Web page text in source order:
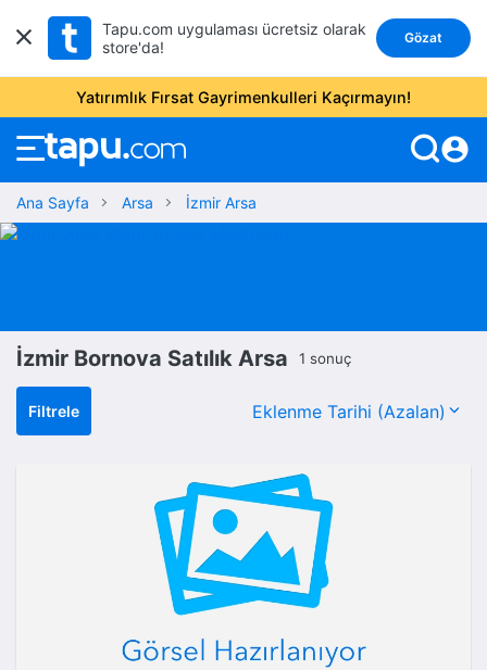
Tapu.com uygulaması ücretsiz olarak
store'da!
Gözat
Yatırımlık Fırsat Gayrimenkulleri Kaçırmayın!
account_circle
Ana Sayfa Arsa İzmir Arsa
İzmir Bornova Satılık Arsa 1 sonuç
Filtrele